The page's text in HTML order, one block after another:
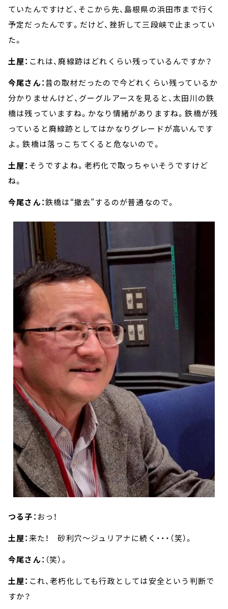
ていたんですけど、そこから先、島根県の浜田市まで行く
予定だったんです。だけど、挫折して三段峡で止まってい
た。
土屋： これは、廃線跡はどれくらい残っているんですか？
今尾さん：昔の取材だったので今どれくらい残っているか
分かりませんけど、グーグルアースを見ると、太田川の鉄
橋は残っていますね。かなり情緒がありますね。鉄橋が残
っていると廃線跡としてはかなりグレードが高いんです
よ。鉄橋は落っこちてくると危ないので。
土屋： そうですよね。老朽化で取っちゃいそうですけど
ね。
今尾さん：鉄橋は“撤去”するのが普通なので。
つる子： おっ！
土屋：来た！ 砂利穴～ジュリアナに続く・・・（笑）。
今尾さん： （笑）。
土屋： これ、老朽化しても行政としては安全という判断で
すか？